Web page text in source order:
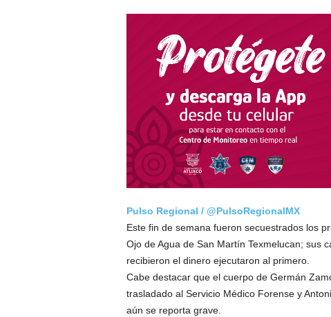
Pulso Regional / @PulsoRegionalMX
Este fin de semana fueron secuestrados los
Ojo de Agua de San Martín Texmelucan; sus
recibieron el dinero ejecutaron al primero.
Cabe destacar que el cuerpo de Germán
trasladado al Servicio Médico Forense y
aún se reporta grave.